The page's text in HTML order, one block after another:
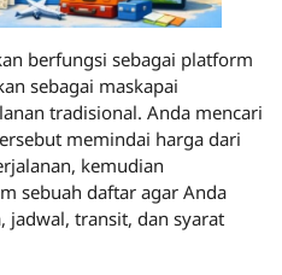
berfungsi sebagai platform
sebagai maskapai
tradisional. Anda mencari
memindai harga dari
kemudian
sebuah daftar agar Anda
jadwal, transit, dan syarat